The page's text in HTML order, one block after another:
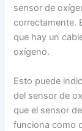
sensor de
correctamente.
que hay un
oxígeno.
Esto puede
del sensor de
que el sensor
funciona como